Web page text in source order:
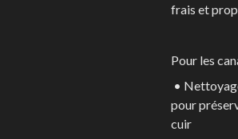
frais et
Pour les
•
pour
cuir